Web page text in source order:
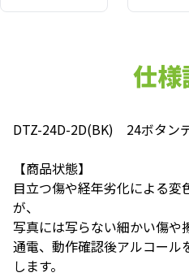
仕様
DTZ-24D-2D(BK) 24ボタン
【商品状態】
目立つ傷や経年劣化による
が、
写真には写らない細かい傷や
通電、動作確認後アルコール
します。